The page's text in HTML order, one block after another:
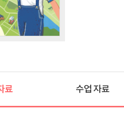
료 수업 자료